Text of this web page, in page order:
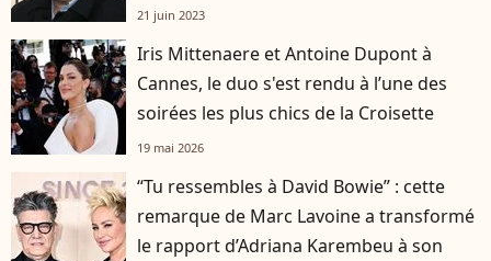
21 juin 2023
Iris Mittenaere et Antoine Dupont à
Cannes, le duo s'est rendu à l’une des
soirées les plus chics de la Croisette
19 mai 2026
“Tu ressembles à David Bowie” : cette
remarque de Marc Lavoine a transformé
le rapport d’Adriana Karembeu à son